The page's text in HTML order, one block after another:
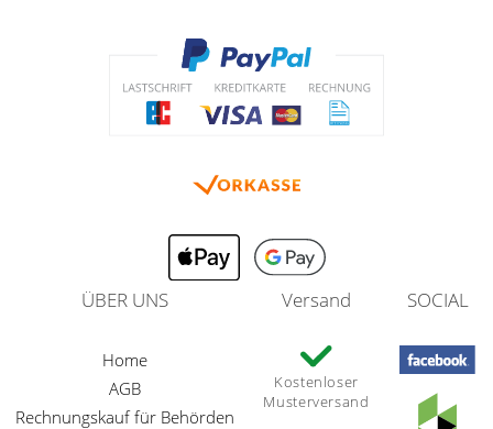
ÜBER UNS
Home
AGB
Rechnungskauf für Behörden
Versand
Kostenloser
Musterversand
SOCIAL